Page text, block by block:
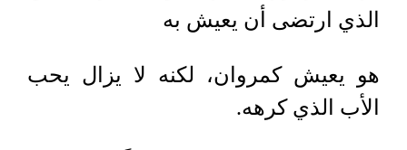
الذي ارتضى أن يعيش به
هو يعيش كمروان، لكنه لا يزال يحب
الأب الذي كرهه.